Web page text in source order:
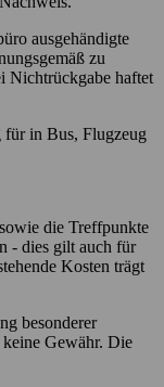
ausgehändigte
zu
Nichtrückgabe haftet
für in Bus, Flugzeug
die Treffpunkte
- dies gilt auch für
Kosten trägt
besonderer
Gewähr. Die